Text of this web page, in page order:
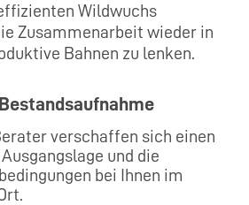
Wildwuchs
Zusammenarbeit wieder in
Bahnen zu lenken.
verschaffen sich einen
und die
bei Ihnen im